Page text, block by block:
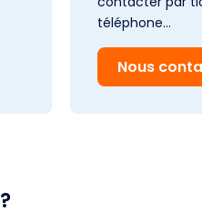
téléphone…
Nous